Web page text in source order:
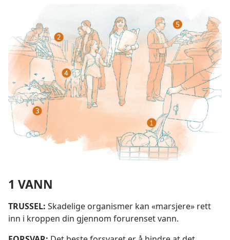
1 VANN
TRUSSEL: Skadelige organismer kan «marsjere» rett
inn i kroppen din gjennom forurenset vann.